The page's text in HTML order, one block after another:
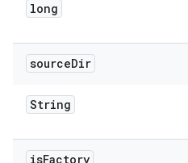
long
sourceDir
String
isFactory